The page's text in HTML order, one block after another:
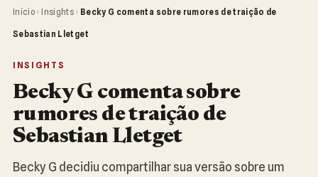
Início › Insights › Becky G comenta sobre rumores de traição de
Sebastian Lletget
INSIGHTS
Becky G comenta sobre
rumores de traição de
Sebastian Lletget
Becky G decidiu compartilhar sua versão sobre um